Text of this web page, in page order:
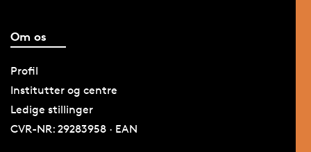
Om os
Profil
Institutter og centre
Ledige stillinger
CVR-NR: 29283958 · EAN